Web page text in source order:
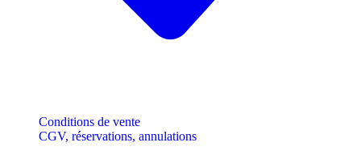
Conditions de vente
CGV, réservations, annulations